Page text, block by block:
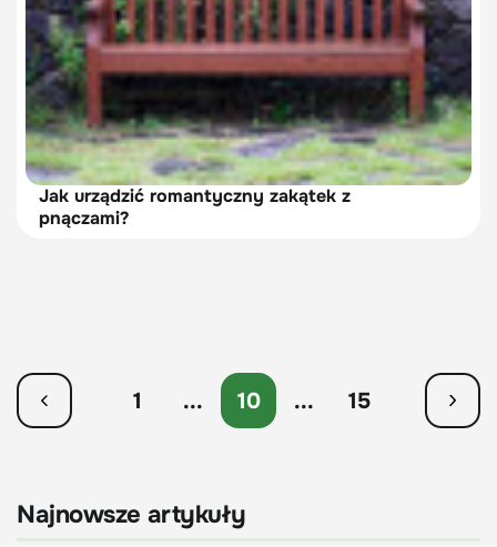
Jak urządzić romantyczny zakątek z
pnączami?
1 ... 10 ... 15
Najnowsze artykuły